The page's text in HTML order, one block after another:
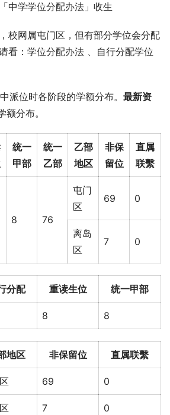
中学学位分配办法」收生
校网属屯门区，但有部分学位会分配
看：学位分配办法 、自行分配学位
派位时各阶段的学额分布。 最新资
分布。
统一
甲部
统一
乙部
乙部
地区
非保
留位
直属
联繫
8 76
屯门
区
69 0
离岛
区
7 0
分配 重读生位 统一甲部
8 8
地区 非保留位 直属联繫
69 0
7 0